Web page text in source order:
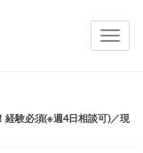
経験必須(※週4日相談可)／現